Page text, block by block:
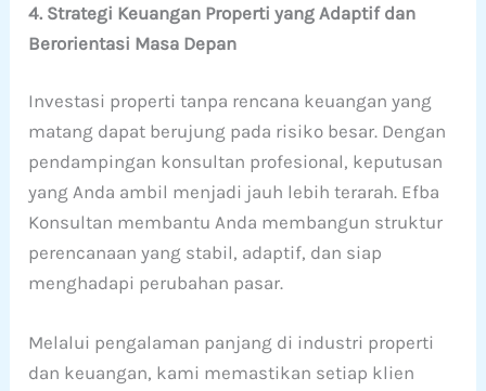
4. Strategi Keuangan Properti yang Adaptif dan
Berorientasi Masa Depan
Investasi properti tanpa rencana keuangan yang
matang dapat berujung pada risiko besar. Dengan
pendampingan konsultan profesional, keputusan
yang Anda ambil menjadi jauh lebih terarah. Efba
Konsultan membantu Anda membangun struktur
perencanaan yang stabil, adaptif, dan siap
menghadapi perubahan pasar.
Melalui pengalaman panjang di industri properti
dan keuangan, kami memastikan setiap klien